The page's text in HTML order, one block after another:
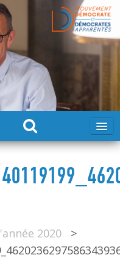
2020
>